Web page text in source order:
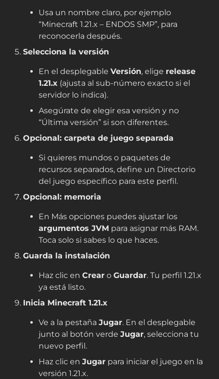
Usa un nombre claro, por ejemplo
“Minecraft 1.21.x – ENDOS SMP”, para
reconocerla después.
Selecciona la versión
En el desplegable Versión, elige release
1.21.x (ajusta al sub-número exacto si el
servidor lo indica).
Asegúrate de elegir esa versión y no
“Última versión” si son diferentes.
Opcional: carpeta de juego separada
Si quieres mundos o paquetes de
recursos separados, define un Directorio
del juego específico para este perfil.
Opcional: memoria
En Más opciones puedes ajustar los
argumentos JVM para asignar más RAM.
Toca solo si sabes lo que haces.
Guarda la instalación
Haz clic en Crear o Guardar. Tu perfil 1.21.x
ya está listo.
Inicia Minecraft 1.21.x
Ve a la pestaña Jugar. En el desplegable
junto al botón verde Jugar, selecciona tu
nuevo perfil.
Haz clic en Jugar para iniciar el juego en la
versión 1.21.x.